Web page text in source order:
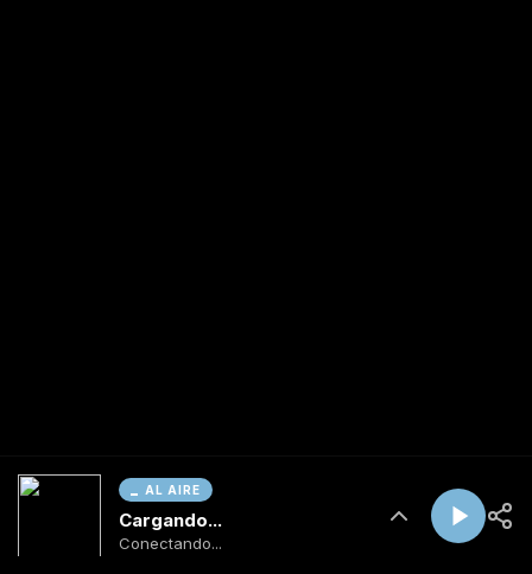
AL AIRE
Cargando...
Conectando...